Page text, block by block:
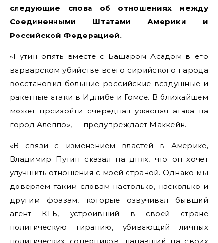
следующие слова об отношениях между
Соединенными Штатами Америки и
Российской Федерацией.
«Путин опять вместе с Башаром Асадом в его
варварском убийстве всего сирийского народа
восстановил большие российские воздушные и
ракетные атаки в Идлибе и Гомсе. В ближайшем
может произойти очередная ужасная атака на
город Алеппо», — предупреждает Маккейн.
«В связи с изменением властей в Америке,
Владимир Путин сказал на днях, что он хочет
улучшить отношения с моей страной. Однако мы
доверяем таким словам настолько, насколько и
другим фразам, которые озвучивал бывший
агент КГБ, устроивший в своей стране
политическую тиранию, убивающий личных
политических соперников, напавший на своих